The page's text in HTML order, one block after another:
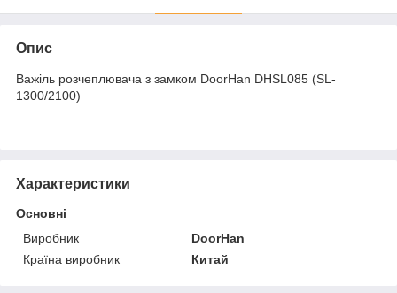
Опис
Важіль розчеплювача з замком DoorHan DHSL085 (SL-
1300/2100)
Характеристики
Основні
Виробник
DoorHan
Країна виробник
Китай